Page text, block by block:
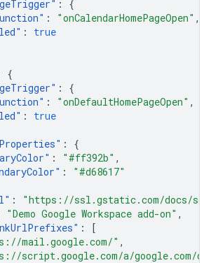
" :
{
" : "onCalendarHomePageOpen" ,
" :
true
{
" :
{
" : "onDefaultHomePageOpen" ,
" :
true
" :
{
" : "#ff392b" ,
" :
"#d68617"
" :
"https://ssl.gstatic.com/docs/
"Demo Google Workspace add-on" ,
" :
[
mail.google.com/" ,
script.google.com/a/google.com/